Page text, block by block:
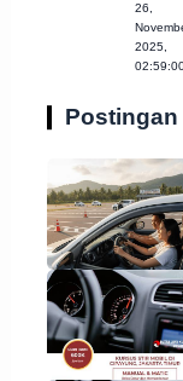
26,
2025,
Postingan